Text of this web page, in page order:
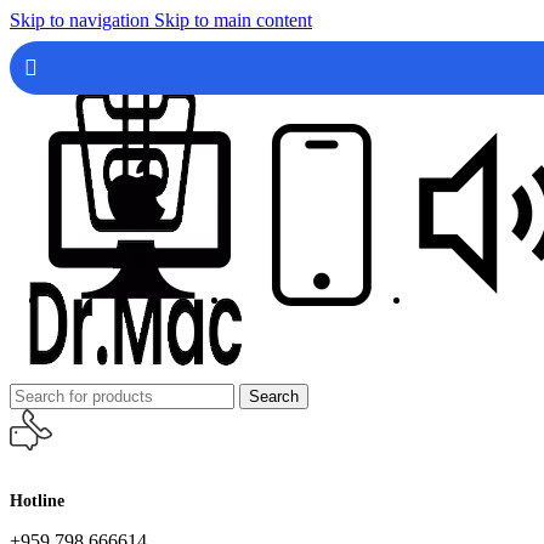
Skip to navigation Skip to main content
Search
Hotline